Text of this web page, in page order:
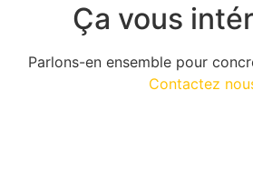
Ça vous
Parlons-en ensemble pour
Contactez